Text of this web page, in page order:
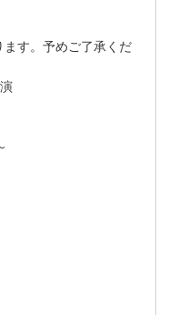
す。予めご了承くだ